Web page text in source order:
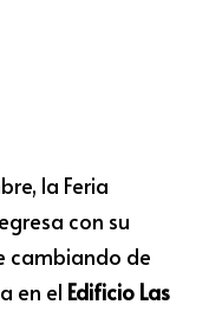
la Feria
con su
cambiando de
en el Edificio Las